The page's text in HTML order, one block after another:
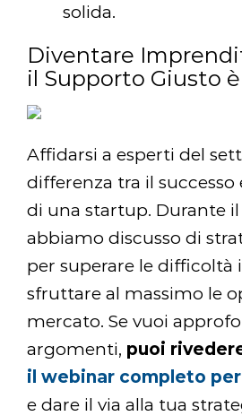
solida.
Diventare
il Supporto Giusto
Affidarsi a esperti del
differenza tra il
di una startup. Durante
abbiamo discusso di
per superare le difficoltà
sfruttare al massimo le
mercato. Se vuoi
argomenti, puoi
il webinar completo
e dare il via alla tua